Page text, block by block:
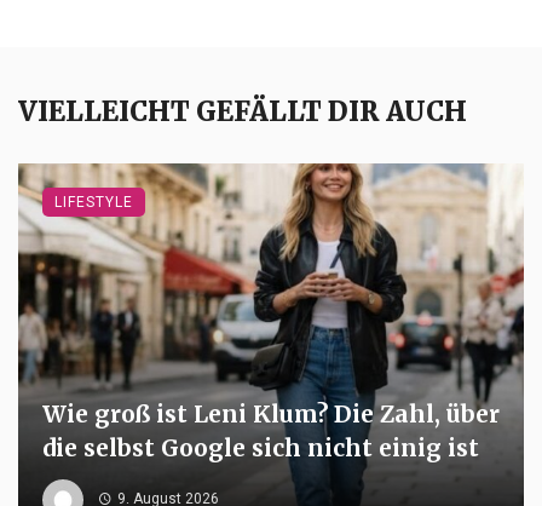
VIELLEICHT GEFÄLLT DIR AUCH
Wie groß ist Leni Klum? Die Zahl, über
die selbst Google sich nicht einig ist
9. August 2026
LIFESTYLE